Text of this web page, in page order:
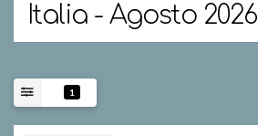
Italia - Agosto 2026
1